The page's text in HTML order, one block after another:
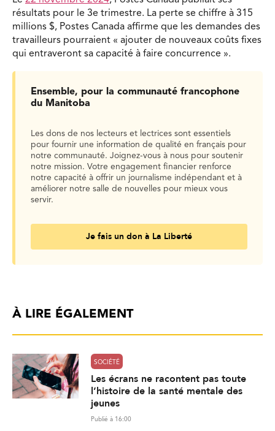
résultats pour le 3e trimestre. La perte se chiffre à 315
millions $, Postes Canada affirme que les demandes des
travailleurs pourraient « ajouter de nouveaux coûts fixes
qui entraveront sa capacité à faire concurrence ».
Ensemble, pour la communauté francophone
du Manitoba
Les dons de nos lecteurs et lectrices sont essentiels
pour fournir une information de qualité en français pour
notre communauté. Joignez-vous à nous pour soutenir
notre mission. Votre engagement financier renforce
notre capacité à offrir un journalisme indépendant et à
améliorer notre salle de nouvelles pour mieux vous
servir.
Je fais un don à La Liberté
À LIRE ÉGALEMENT
SOCIÉTÉ
Les écrans ne racontent pas toute
l’histoire de la santé mentale des
jeunes
Publié à 16:00